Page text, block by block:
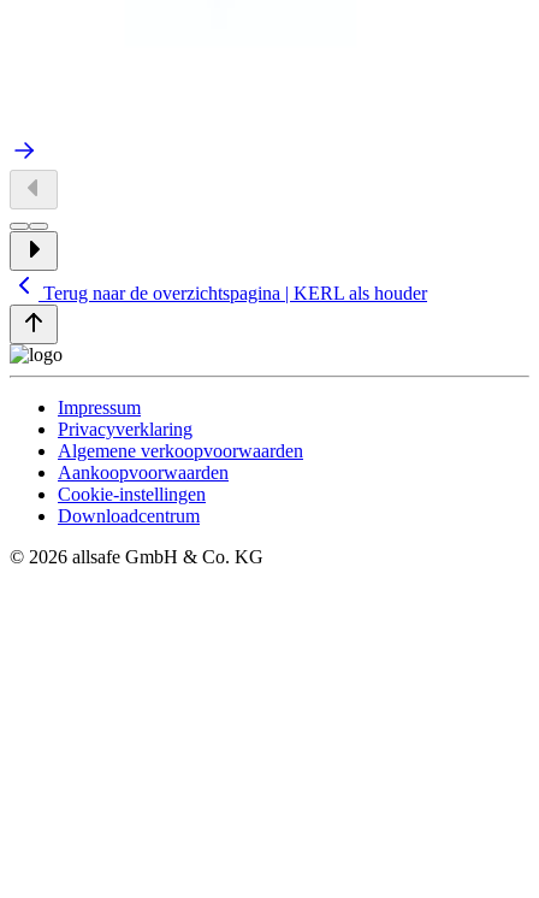
Terug naar de overzichtspagina | KERL als houder
Impressum
Privacyverklaring
Algemene verkoopvoorwaarden
Aankoopvoorwaarden
Cookie-instellingen
Downloadcentrum
© 2026 allsafe GmbH & Co. KG